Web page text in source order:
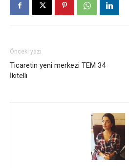
Önceki yazı
Ticaretin yeni merkezi TEM 34
İkitelli